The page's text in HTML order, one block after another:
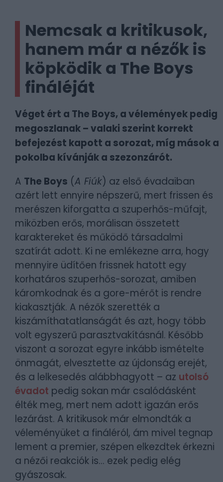
Nemcsak a kritikusok,
hanem már a nézők is
köpködik a The Boys
fináléját
Véget ért a The Boys, a vélemények pedig
megoszlanak – valaki szerint korrekt
befejezést kapott a sorozat, míg mások a
pokolba kívánják a szezonzárót.
A The Boys (A Fiúk) az első évadaiban
azért lett ennyire népszerű, mert frissen és
merészen kiforgatta a szuperhős-műfajt,
miközben erős, morálisan összetett
karaktereket és működő társadalmi
szatírát adott. Ki ne emlékezne arra, hogy
mennyire üdítően frissnek hatott egy
korhatáros szuperhős-sorozat, amiben
káromkodnak és a gore-mérőt is rendre
kiakasztják. A nézők szerették a
kiszámíthatatlanságát és azt, hogy több
volt egyszerű parasztvakításnál. Később
viszont a sorozat egyre inkább ismételte
önmagát, elvesztette az újdonság erejét,
és a lelkesedés alábbhagyott – az utolsó
évadot pedig sokan már csalódásként
élték meg, mert nem adott igazán erős
lezárást. A kritikusok már elmondták a
véleményüket a fináléról, ám mivel tegnap
lement a premier, szépen elkezdtek érkezni
a nézői reakciók is... ezek pedig elég
gyászosak.